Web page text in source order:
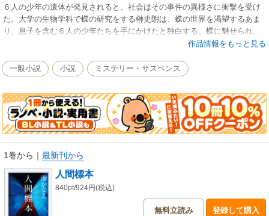
６人の少年の遺体が発見されると、社会はその事件の異様さに衝撃を受け
た。大学の生物学科で蝶の研究をする榊史朗は、蝶の世界を渇望するあま
り、息子を含む６人の少年たちを手にかけたと独白する。蝶に魅せられ、
禁断の「標本」を作り上げたという男の手記には、理解しがたい欲求が記
作品情報をもっと見る
一般小説 小説 ミステリー・サスペンス
1巻から ｜ 最新刊から
人間標本
840pt/924円(税込)
無料立読み 登録して購入